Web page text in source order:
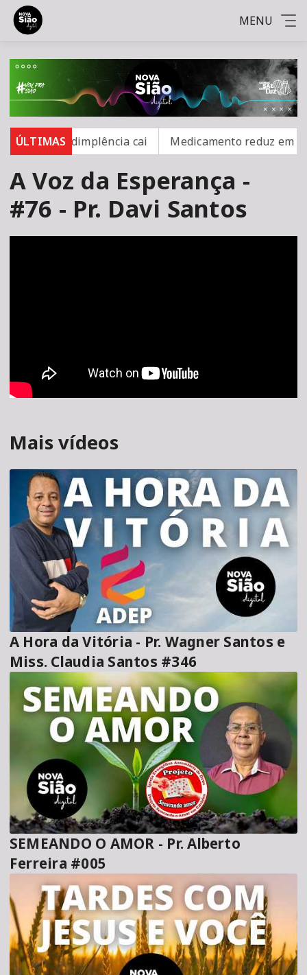
MENU
ÚLTIMAS
mas inadimplência cai Medicamento reduz em
A Voz da Esperança -
#76 - Pr. Davi Santos
Mais vídeos
A Hora da Vitória - Pr. Wagner Santos e
Miss. Claudia Santos #346
SEMEANDO O AMOR - Pr. Alberto
Ferreira #005